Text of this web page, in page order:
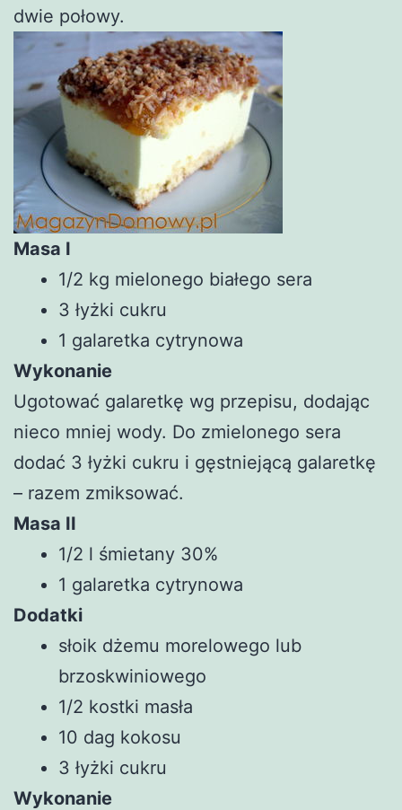
dwie połowy.
Masa I
1/2 kg mielonego białego sera
3 łyżki cukru
1 galaretka cytrynowa
Wykonanie
Ugotować galaretkę wg przepisu, dodając
nieco mniej wody. Do zmielonego sera
dodać 3 łyżki cukru i gęstniejącą galaretkę
– razem zmiksować.
Masa II
1/2 l śmietany 30%
1 galaretka cytrynowa
Dodatki
słoik dżemu morelowego lub
brzoskwiniowego
1/2 kostki masła
10 dag kokosu
3 łyżki cukru
Wykonanie